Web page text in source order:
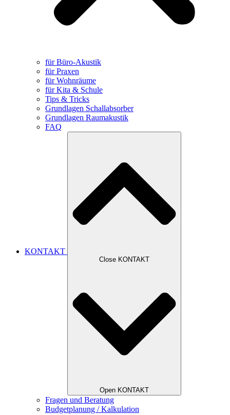
für Büro-Akustik
für Praxen
für Wohnräume
für Kita & Schule
Tips & Tricks
Grundlagen Schallabsorber
Grundlagen Raumakustik
FAQ
KONTAKT
Close KONTAKT
Open KONTAKT
Fragen und Beratung
Budgetplanung / Kalkulation